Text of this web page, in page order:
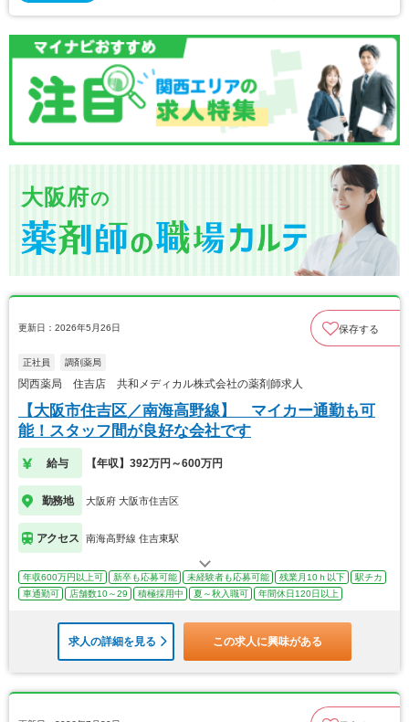
大阪府の
更新日：2026年5月26日 保存する
正社員 調剤薬局
関西薬局 住吉店 共和メディカル株式会社の薬剤師求人
【大阪市住吉区／南海高野線】 マイカー通勤も可
能！スタッフ間が良好な会社です
給与 【年収】392万円～600万円
勤務地 大阪府 大阪市住吉区
アクセス 南海高野線 住吉東駅
年収600万円以上可 新卒も応募可能 未経験者も応募可能 残業月10ｈ以下
駅チカ
車通勤可
店舗数10～29 積極採用中 夏～秋入職可 年間休日120日以上
求人の詳細を見る この求人に興味がある